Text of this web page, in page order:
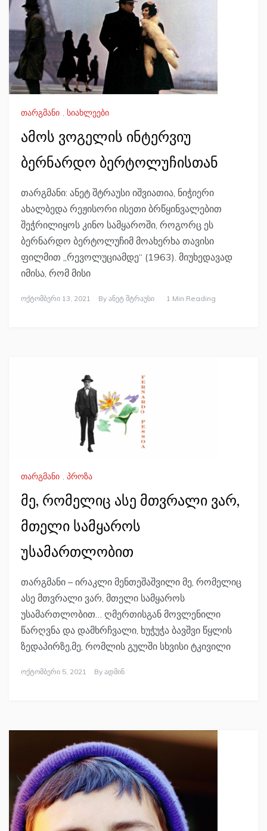
თარგმანი , სიახლეები
ამოს ვოგელის ინტერვიუ
ბერნარდო ბერტოლუჩისთან
თარგმანი: ანეტ შტრაუსი იშვიათია, ნიჭიერი
ახალბედა რეჟისორი ისეთი ბრწყინვალებით
შეჭრილიყოს კინო სამყაროში, როგორც ეს
ბერნარდო ბერტოლუჩიმ მოახერხა თავისი
ფილმით „რევოლუციამდე“ (1963). მიუხედავად
იმისა, რომ მისი
Ოქტომბერი 13, 2021 By Ანეტ Შტრაუსი 1 Min Reading
თარგმანი , პროზა
მე, რომელიც ასე მთვრალი ვარ,
მთელი სამყაროს
უსამართლობით
თარგმანი – ირაკლი მენთეშაშვილი მე, რომელიც
ასე მთვრალი ვარ, მთელი სამყაროს
უსამართლობით… ღმერთისგან მოვლენილი
წარღვნა და დამხრჩვალი, ხუჭუჭა ბავშვი წყლის
ზედაპირზე,მე, რომლის გულში სხვისი ტკივილი
Ოქტომბერი 5, 2021 By Ადმინ